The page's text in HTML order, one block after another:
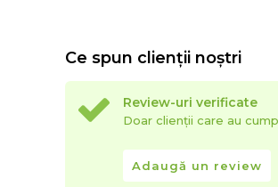
Ce spun clienții noștri
Review-uri verificate
Doar clienții care au
Adaugă un review